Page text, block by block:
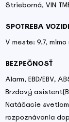
Strieborná, VIN
SPOTREBA
V meste: 9.7,
BEZPEČNOSŤ
Alarm, EBD/EBV,
Brzdový
Natáčacie
rozpoznávania